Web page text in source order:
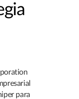
para